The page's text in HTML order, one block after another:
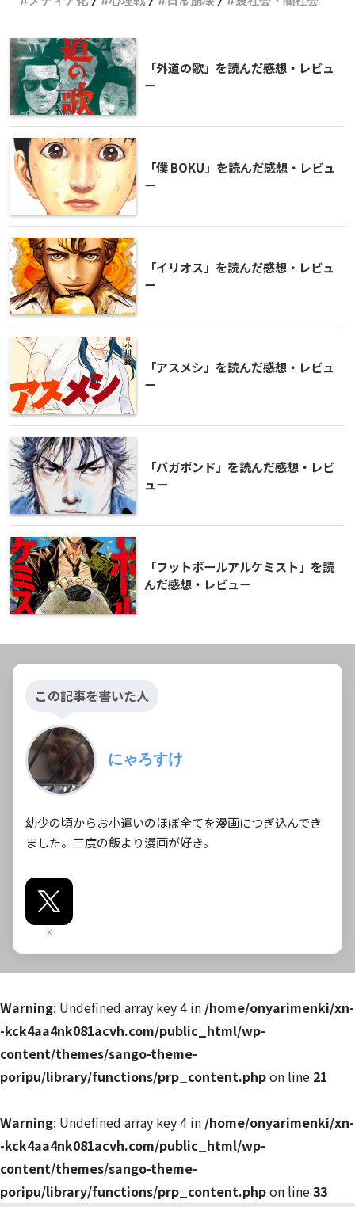
「外道の歌」を読んだ感想・レビュ
ー
「僕 BOKU」を読んだ感想・レビュ
ー
「イリオス」を読んだ感想・レビュ
ー
「アスメシ」を読んだ感想・レビュ
ー
「バガボンド」を読んだ感想・レビ
ュー
「フットボールアルケミスト」を読
んだ感想・レビュー
この記事を書いた人
にゃろすけ
幼少の頃からお小遣いのほぼ全てを漫画につぎ込んでき
ました。三度の飯より漫画が好き。
X
Warning: Undefined array key 4 in /home/onyarimenki/xn-
-kck4aa4nk081acvh.com/public_html/wp-
content/themes/sango-theme-
poripu/library/functions/prp_content.phpon line 21
Warning: Undefined array key 4 in /home/onyarimenki/xn-
-kck4aa4nk081acvh.com/public_html/wp-
content/themes/sango-theme-
poripu/library/functions/prp_content.phpon line33